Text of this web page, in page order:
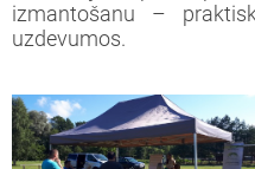
izmantošanu –
uzdevumos.
semināri